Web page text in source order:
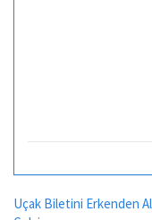
Uçak Biletini Erkenden